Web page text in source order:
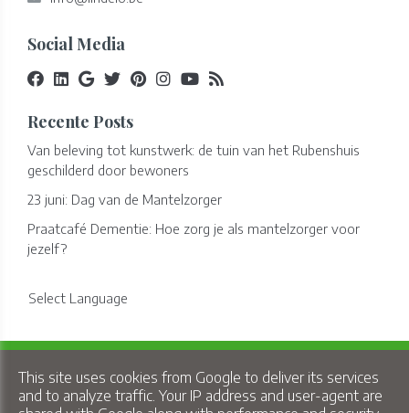
Social Media
Recente Posts
Van beleving tot kunstwerk: de tuin van het Rubenshuis
geschilderd door bewoners
23 juni: Dag van de Mantelzorger
Praatcafé Dementie: Hoe zorg je als mantelzorger voor
jezelf?
Select Language
Privacy & Cookies| UP-TO-DATE WebDesign
This site uses cookies from Google to deliver its services
and to analyze traffic. Your IP address and user-agent are